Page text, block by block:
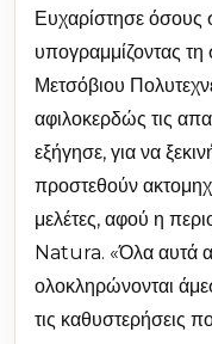
Ευχαρίστησε όσους
υπογραμμίζοντας
Μετσόβιου
αφιλοκερδώς τις
εξήγησε, για να
προστεθούν
μελέτες, αφού η
Natura. «Όλα αυτά
ολοκληρώνονται
τις καθυστερήσεις